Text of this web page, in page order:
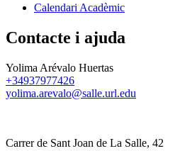
Calendari Acadèmic
Contacte i ajuda
Yolima Arévalo Huertas
+34937977426
yolima.arevalo@salle.url.edu
Carrer de Sant Joan de La Salle, 42